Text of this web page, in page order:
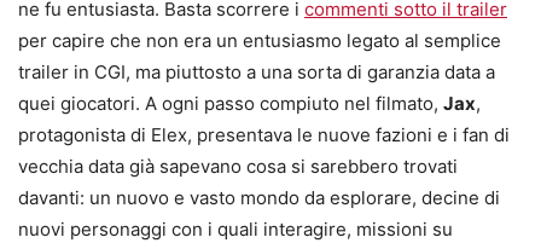
ne fu entusiasta. Basta scorrere i commenti sotto il trailer
per capire che non era un entusiasmo legato al semplice
trailer in CGI, ma piuttosto a una sorta di garanzia data a
quei giocatori. A ogni passo compiuto nel filmato, Jax,
protagonista di Elex, presentava le nuove fazioni e i fan di
vecchia data già sapevano cosa si sarebbero trovati
davanti: un nuovo e vasto mondo da esplorare, decine di
nuovi personaggi con i quali interagire, missioni su